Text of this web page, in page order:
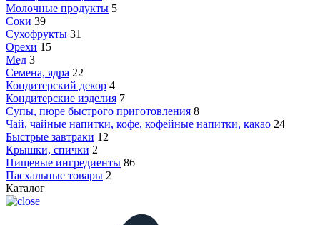
Молочные продукты 5
Соки 39
Сухофрукты 31
Орехи 15
Мед 3
Семена, ядра 22
Кондитерский декор 4
Кондитерские изделия 7
Супы, пюре быстрого приготовления 8
Чай, чайные напитки, кофе, кофейные напитки, какао 24
Быстрые завтраки 12
Крышки, спички 2
Пищевые ингредиенты 86
Пасхальные товары 2
Каталог